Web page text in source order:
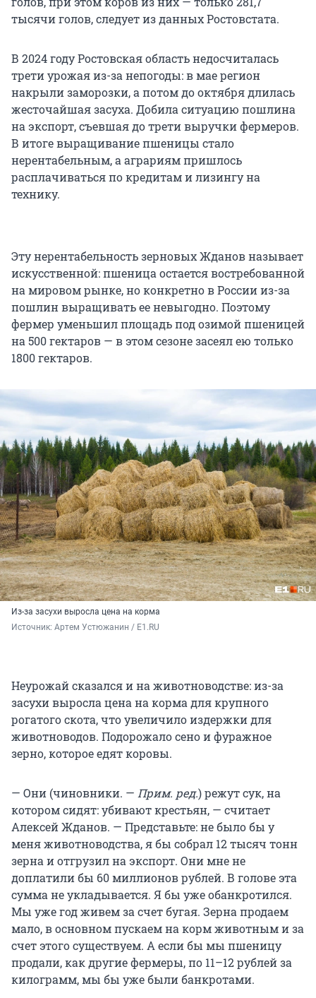
тысячи голов, следует из данных Ростовстата.
В 2024 году Ростовская область недосчиталась
трети урожая из-за непогоды: в мае регион
накрыли заморозки, а потом до октября длилась
жесточайшая засуха. Добила ситуацию пошлина
на экспорт, съевшая до трети выручки фермеров.
В итоге выращивание пшеницы стало
нерентабельным, а аграриям пришлось
расплачиваться по кредитам и лизингу на
технику.
Эту нерентабельность зерновых Жданов называет
искусственной: пшеница остается востребованной
на мировом рынке, но конкретно в России из-за
пошлин выращивать ее невыгодно. Поэтому
фермер уменьшил площадь под озимой пшеницей
на 500 гектаров — в этом сезоне засеял ею только
1800 гектаров.
Из-за засухи выросла цена на корма
Источник: Артем Устюжанин / E1.RU
Неурожай сказался и на животноводстве: из-за
засухи выросла цена на корма для крупного
рогатого скота, что увеличило издержки для
животноводов. Подорожало сено и фуражное
зерно, которое едят коровы.
— Они (чиновники. — Прим. ред.) режут сук, на
котором сидят: убивают крестьян, — считает
Алексей Жданов. — Представьте: не было бы у
меня животноводства, я бы собрал 12 тысяч тонн
зерна и отгрузил на экспорт. Они мне не
доплатили бы 60 миллионов рублей. В голове эта
сумма не укладывается. Я бы уже обанкротился.
Мы уже год живем за счет бугая. Зерна продаем
мало, в основном пускаем на корм животным и за
счет этого существуем. А если бы мы пшеницу
продали, как другие фермеры, по 11–12 рублей за
килограмм, мы бы уже были банкротами.